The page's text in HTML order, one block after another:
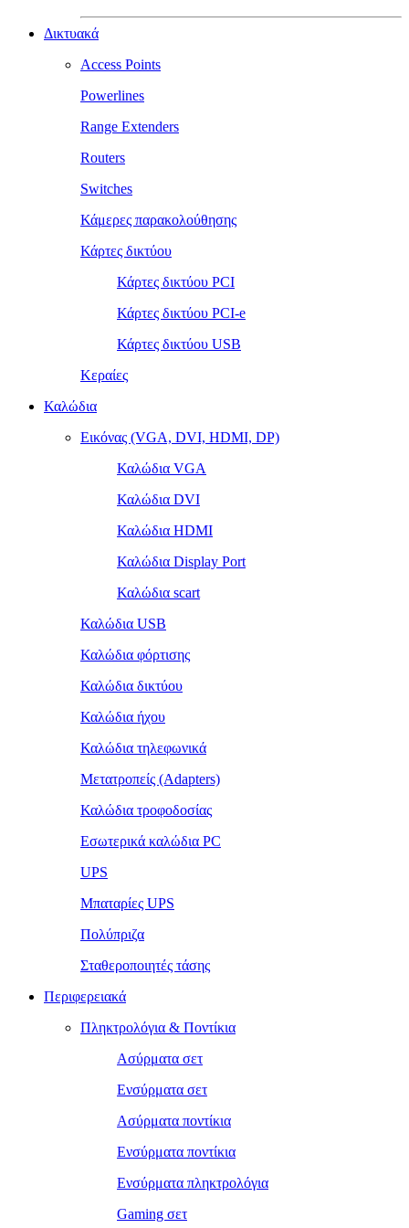
Δικτυακά
Access Points
Powerlines
Range Extenders
Routers
Switches
Κάμερες παρακολούθησης
Κάρτες δικτύου
Κάρτες δικτύου PCI
Κάρτες δικτύου PCI-e
Κάρτες δικτύου USB
Κεραίες
Καλώδια
Εικόνας (VGA, DVI, HDMI, DP)
Καλώδια VGA
Καλώδια DVI
Καλώδια HDMI
Καλώδια Display Port
Καλώδια scart
Καλώδια USB
Καλώδια φόρτισης
Καλώδια δικτύου
Καλώδια ήχου
Καλώδια τηλεφωνικά
Μετατροπείς (Adapters)
Καλώδια τροφοδοσίας
Εσωτερικά καλώδια PC
UPS
Μπαταρίες UPS
Πολύπριζα
Σταθεροποιητές τάσης
Περιφερειακά
Πληκτρολόγια & Ποντίκια
Ασύρματα σετ
Ενσύρματα σετ
Ασύρματα ποντίκια
Ενσύρματα ποντίκια
Ενσύρματα πληκτρολόγια
Gaming σετ